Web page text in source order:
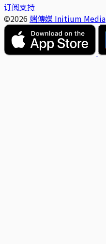
订阅支持
©2026 端傳媒 Initium Media